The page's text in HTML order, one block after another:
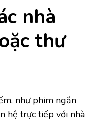
nhà
thư
như phim ngắn
hệ trực tiếp với nhà